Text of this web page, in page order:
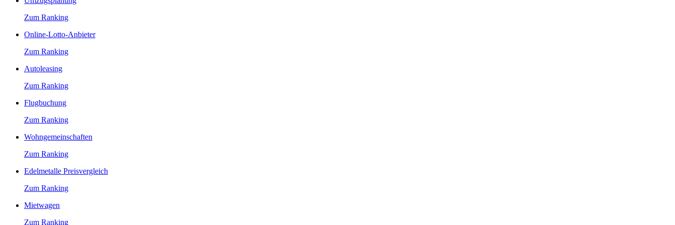
Zum Ranking
Online-Lotto-Anbieter
Zum Ranking
Autoleasing
Zum Ranking
Flugbuchung
Zum Ranking
Wohngemeinschaften
Zum Ranking
Edelmetalle Preisvergleich
Zum Ranking
Mietwagen
Zum Ranking